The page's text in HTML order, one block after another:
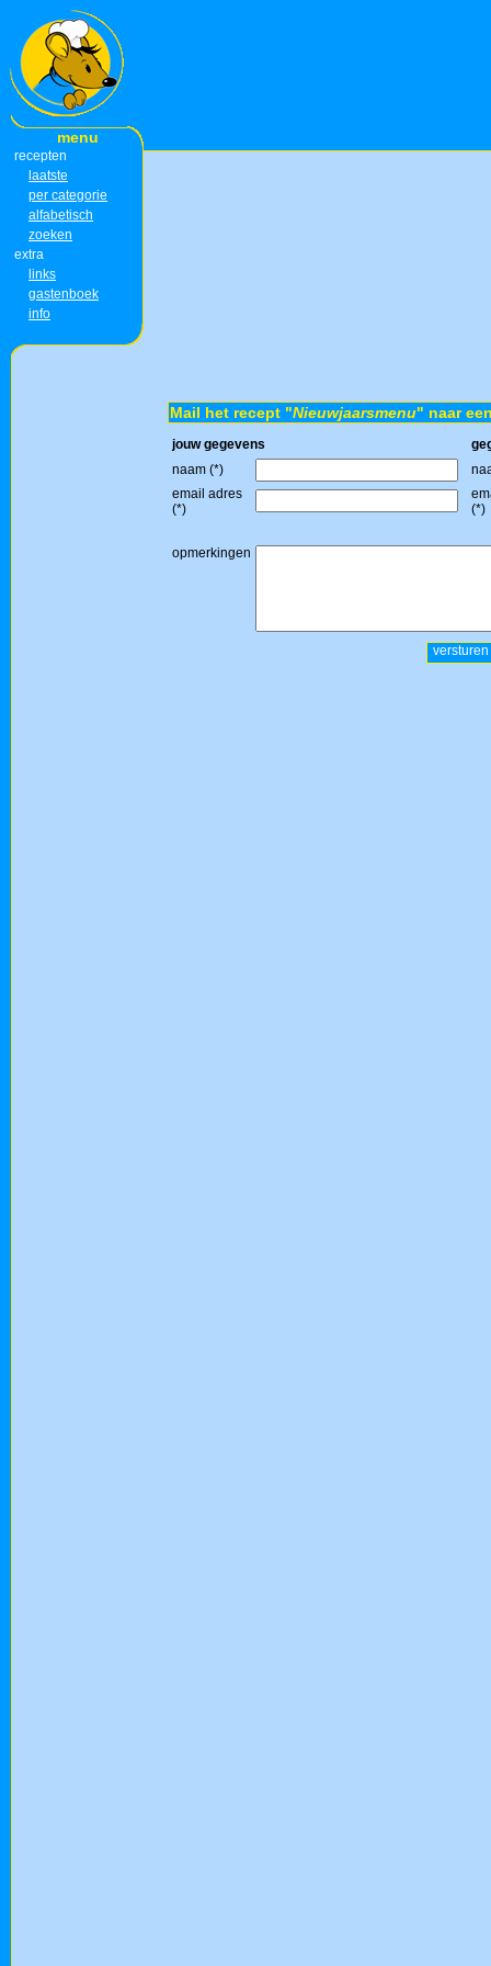
menu
recepten
laatste
per categorie
alfabetisch
zoeken
extra
links
gastenboek
info
Mail het recept "Nieuwjaarsmenu" naar
jouw gegevens
naam (*)
email adres
(*)
(*)
opmerkingen